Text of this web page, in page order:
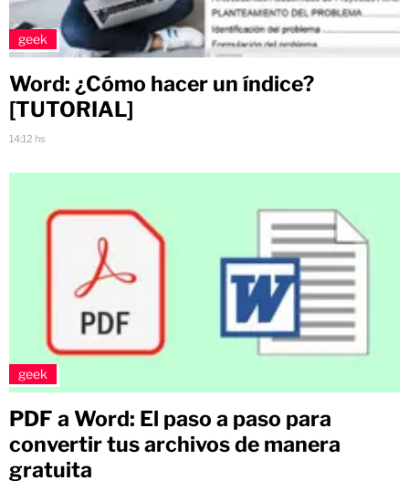
geek
Word: ¿Cómo hacer un índice?
[TUTORIAL]
14:12 hs
geek
PDF a Word: El paso a paso para
convertir tus archivos de manera
gratuita